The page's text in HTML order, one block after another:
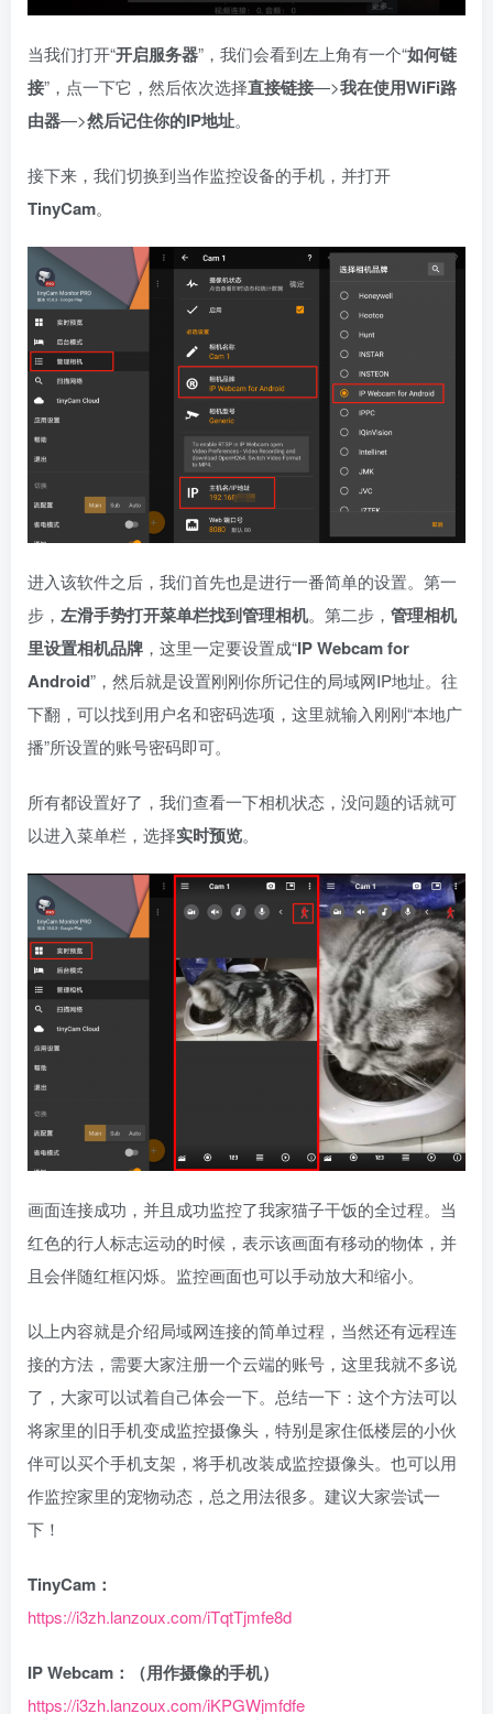
当我们打开“开启服务器”，我们会看到左上角有一个“如何链
接”，点一下它，然后依次选择直接链接—>我在使用WiFi路
由器—>然后记住你的IP地址。
接下来，我们切换到当作监控设备的手机，并打开
TinyCam。
进入该软件之后，我们首先也是进行一番简单的设置。第一
步， 左滑手势打开菜单栏找到管理相机。第二步， 管理相机
里设置相机品牌 ，这里一定要设置成“IP Webcam for
Android”，然后就是设置刚刚你所记住的局域网IP地址。往
下翻，可以找到用户名和密码选项，这里就输入刚刚“本地广
播”所设置的账号密码即可。
所有都设置好了，我们查看一下相机状态，没问题的话就可
以进入菜单栏，选择实时预览。
画面连接成功，并且成功监控了我家猫子干饭的全过程。当
红色的行人标志运动的时候，表示该画面有移动的物体，并
且会伴随红框闪烁。监控画面也可以手动放大和缩小。
以上内容就是介绍局域网连接的简单过程，当然还有远程连
接的方法，需要大家注册一个云端的账号，这里我就不多说
了，大家可以试着自己体会一下。总结一下：这个方法可以
将家里的旧手机变成监控摄像头，特别是家住低楼层的小伙
伴可以买个手机支架，将手机改装成监控摄像头。也可以用
作监控家里的宠物动态，总之用法很多。建议大家尝试一
下！
TinyCam：
https://i3zh.lanzoux.com/iTqtTjmfe8d
IP Webcam：（用作摄像的手机）
https://i3zh.lanzoux.com/iKPGWjmfdfe